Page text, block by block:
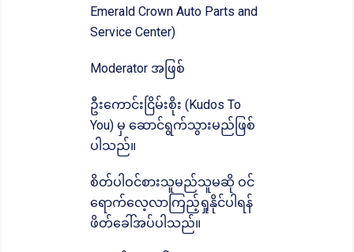
Emerald Crown Auto Parts and
Service Center)
Moderator အဖြစ်
ဦးကောင်းငြိမ်းစိုး (Kudos To
You) မှ ဆောင်ရွက်သွားမည်ဖြစ်
ပါသည်။
စိတ်ပါဝင်စားသူမည်သူမဆို ဝင်
ရောက်လေ့လာကြည့်ရှုနိုင်ပါရန်
ဖိတ်ခေါ်အပ်ပါသည်။